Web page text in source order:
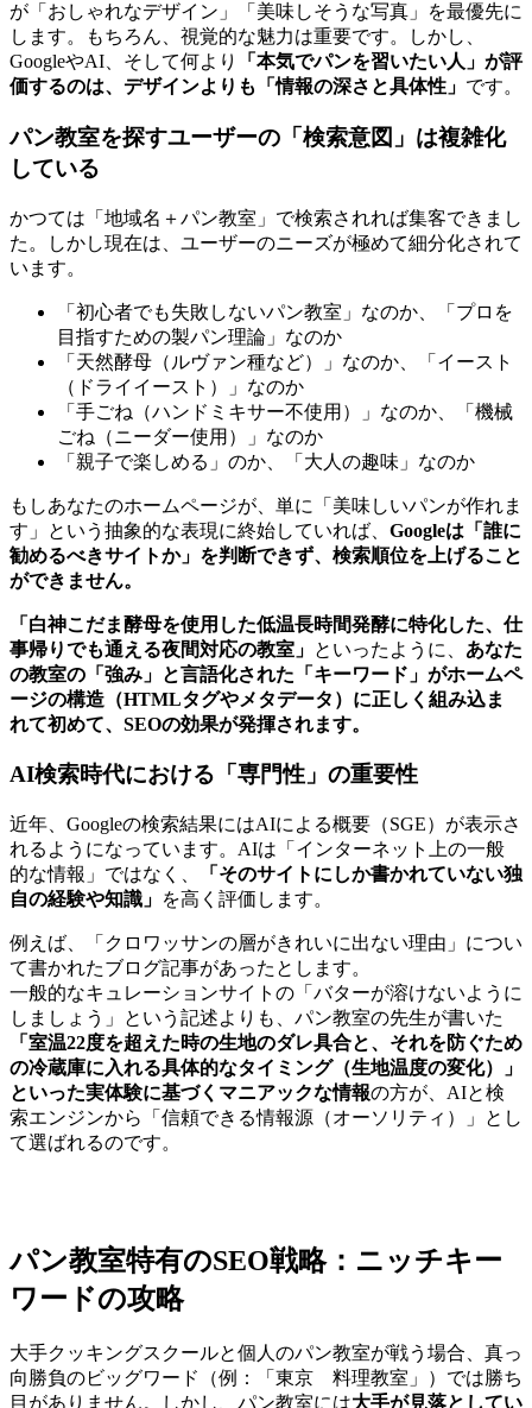
が「おしゃれなデザイン」「美味しそうな写真」を最優先に
します。もちろん、視覚的な魅力は重要です。しかし、
GoogleやAI、そして何より
「本気でパンを習いたい人」が評
価するのは、デザインよりも「情報の深さと具体性」 です。
パン教室を探すユーザーの「検索意図」は複雑化
している
かつては「地域名＋パン教室」で検索されれば集客できまし
た。しかし現在は、ユーザーのニーズが極めて細分化されて
います。
「初心者でも失敗しないパン教室」なのか、「プロを
目指すための製パン理論」なのか
「天然酵母（ルヴァン種など）」なのか、「イースト
（ドライイースト）」なのか
「手ごね（ハンドミキサー不使用）」なのか、「機械
ごね（ニーダー使用）」なのか
「親子で楽しめる」のか、「大人の趣味」なのか
もしあなたのホームページが、単に「美味しいパンが作れま
す」という抽象的な表現に終始していれば、 Googleは「誰に
勧めるべきサイトか」を判断できず、検索順位を上げること
ができません。
「白神こだま酵母を使用した低温長時間発酵に特化した、仕
事帰りでも通える夜間対応の教室」 といったように、 あなた
の教室の「強み」と言語化された「キーワード」がホームペ
ージの構造（HTMLタグやメタデータ）に正しく組み込ま
れて初めて、SEOの効果が発揮されます。
AI検索時代における「専門性」の重要性
近年、Googleの検索結果にはAIによる概要（SGE）が表示さ
れるようになっています。AIは「インターネット上の一般
的な情報」ではなく、
「そのサイトにしか書かれていない独
自の経験や知識」 を高く評価します。
例えば、「クロワッサンの層がきれいに出ない理由」につい
て書かれたブログ記事があったとします。
一般的なキュレーションサイトの「バターが溶けないように
しましょう」という記述よりも、パン教室の先生が書いた
「室温22度を超えた時の生地のダレ具合と、それを防ぐため
の冷蔵庫に入れる具体的なタイミング（生地温度の変化）」
といった実体験に基づくマニアックな情報の方が、AIと検
索エンジンから「信頼できる情報源（オーソリティ）」とし
て選ばれるのです。
パン教室特有のSEO戦略：ニッチキー
ワードの攻略
大手クッキングスクールと個人のパン教室が戦う場合、真っ
向勝負のビッグワード（例：「東京 料理教室」）では勝ち
目がありません。しかし、パン教室には大手が見落としてい